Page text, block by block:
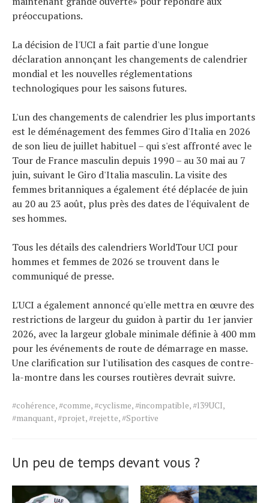
préoccupations.
La décision de l'UCI a fait partie d'une longue
déclaration annonçant les changements de calendrier
mondial et les nouvelles réglementations
technologiques pour les saisons futures.
L'un des changements de calendrier les plus importants
est le déménagement des femmes Giro d'Italia en 2026
de son lieu de juillet habituel – qui s'est affronté avec le
Tour de France masculin depuis 1990 – au 30 mai au 7
juin, suivant le Giro d'Italia masculin. La visite des
femmes britanniques a également été déplacée de juin
au 20 au 23 août, plus près des dates de l'équivalent de
ses hommes.
Tous les détails des calendriers WorldTour UCI pour
hommes et femmes de 2026 se trouvent dans le
communiqué de presse.
L'UCI a également annoncé qu'elle mettra en œuvre des
restrictions de largeur du guidon à partir du 1er janvier
2026, avec la largeur globale minimale définie à 400 mm
pour les événements de route de démarrage en masse.
Une clarification sur l'utilisation des casques de contre-
la-montre dans les courses routières devrait suivre.
Tags
for
#cohérence,#comme,#cyclisme,#incompatible,#l39UCI,
#manquant,#projet,#rejette,#Sportive
Un peu de temps devant vous ?